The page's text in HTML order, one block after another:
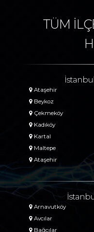
TÜM
Ataşehir
Beykoz
Çekmeköy
Kadıköy
Kartal
Maltepe
Ataşehir
Arnavutköy
Avcılar
Bağcılar